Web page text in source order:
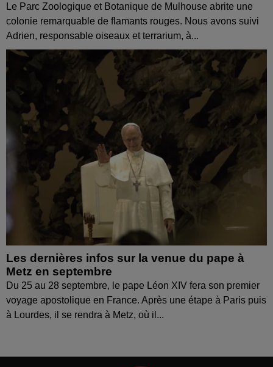
Le Parc Zoologique et Botanique de Mulhouse abrite une
colonie remarquable de flamants rouges. Nous avons suivi
Adrien, responsable oiseaux et terrarium, à...
Les dernières infos sur la venue du pape à
Metz en septembre
Du 25 au 28 septembre, le pape Léon XIV fera son premier
voyage apostolique en France. Après une étape à Paris puis
à Lourdes, il se rendra à Metz, où il...